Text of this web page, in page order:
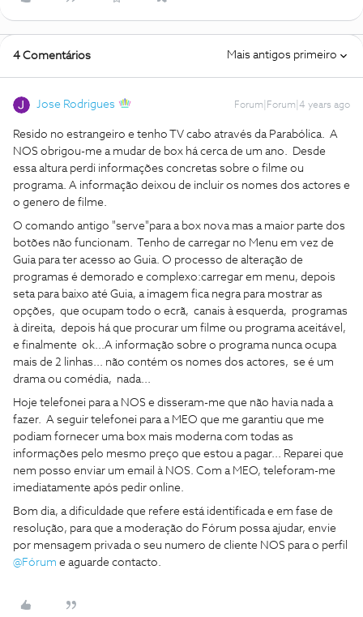
4 Comentários Mais antigos primeiro
Jose Rodrigues Forum|Forum|4 years ago
Resido no estrangeiro e tenho TV cabo através da Parabólica. A
NOS obrigou-me a mudar de box há cerca de um ano. Desde
essa altura perdi informações concretas sobre o filme ou
programa. A informação deixou de incluir os nomes dos actores e
o genero de filme.
O comando antigo "serve"para a box nova mas a maior parte dos
botões não funcionam. Tenho de carregar no Menu em vez de
Guia para ter acesso ao Guia. O processo de alteração de
programas é demorado e complexo:carregar em menu, depois
seta para baixo até Guia, a imagem fica negra para mostrar as
opções, que ocupam todo o ecrã, canais à esquerda, programas
à direita, depois há que procurar um filme ou programa aceitável,
e finalmente ok...A informação sobre o programa nunca ocupa
mais de 2 linhas... não contém os nomes dos actores, se é um
drama ou comédia, nada...
Hoje telefonei para a NOS e disseram-me que não havia nada a
fazer. A seguir telefonei para a MEO que me garantiu que me
podiam fornecer uma box mais moderna com todas as
informações pelo mesmo preço que estou a pagar... Reparei que
nem posso enviar um email à NOS. Com a MEO, teleforam-me
imediatamente após pedir online.
Bom dia, a dificuldade que refere está identificada e em fase de
resolução, para que a moderação do Fórum possa ajudar, envie
por mensagem privada o seu numero de cliente NOS para o perfil
@Fórum e aguarde contacto.